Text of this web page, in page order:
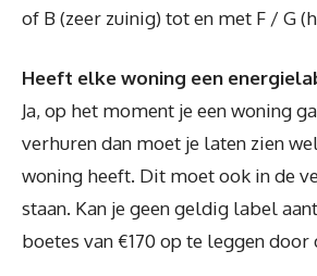
of B (zeer zuinig) tot en met F / G
Heeft elke woning een
Ja, op het moment je een woning
verhuren dan moet je laten zien
woning heeft. Dit moet ook in de
staan. Kan je geen geldig label
boetes van €170 op te leggen